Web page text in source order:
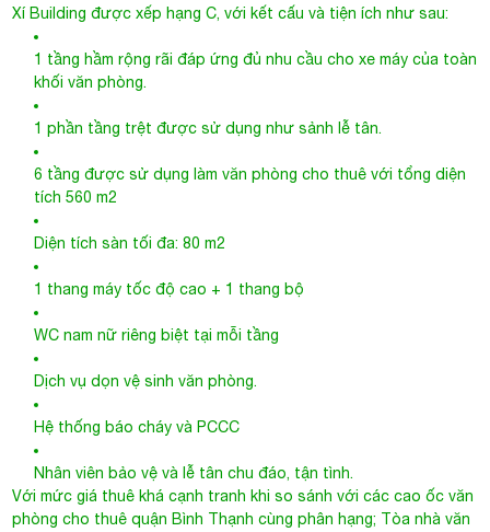
Xí Building được xếp hạng C, với kết cấu và tiện ích như sau:
1 tầng hầm rộng rãi đáp ứng đủ nhu cầu cho xe máy của toàn
khối văn phòng.
1 phần tầng trệt được sử dụng như sảnh lễ tân.
6 tầng được sử dụng làm văn phòng cho thuê với tổng diện
tích 560 m2
Diện tích sàn tối đa: 80 m2
1 thang máy tốc độ cao + 1 thang bộ
WC nam nữ riêng biệt tại mỗi tầng
Dịch vụ dọn vệ sinh văn phòng.
Hệ thống báo cháy và PCCC
Nhân viên bảo vệ và lễ tân chu đáo, tận tình.
Với mức giá thuê khá cạnh tranh khi so sánh với các cao ốc văn
phòng cho thuê quận Bình Thạnh cùng phân hạng; Tòa nhà văn